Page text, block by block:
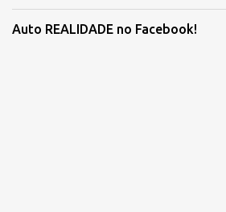
Auto REALIDADE no Facebook!